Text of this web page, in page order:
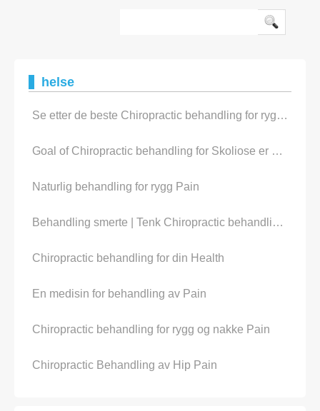
helse
Se etter de beste Chiropractic behandling for rygg Pain
Goal of Chiropractic behandling for Skoliose er å redusere Pain
Naturlig behandling for rygg Pain
Behandling smerte | Tenk Chiropractic behandling for Pain
Chiropractic behandling for din Health
En medisin for behandling av Pain
Chiropractic behandling for rygg og nakke Pain
Chiropractic Behandling av Hip Pain